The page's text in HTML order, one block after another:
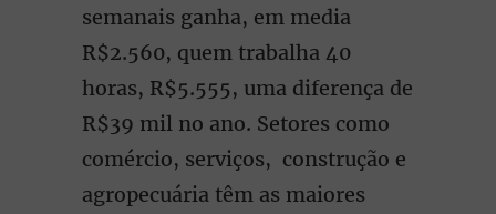
semanais ganha, em media
R$2.560, quem trabalha 40
horas, R$5.555, uma diferença de
R$39 mil no ano. Setores como
comércio, serviços, construção e
agropecuária têm as maiores